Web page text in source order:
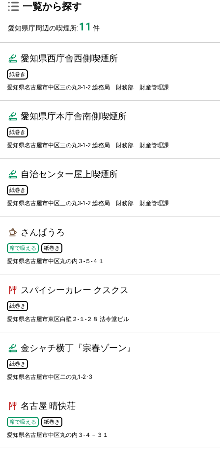
一覧から探す
愛知県庁周辺の喫煙所: 11 件
愛知県西庁舎西側喫煙所
紙巻き
愛知県名古屋市中区三の丸3-1-2 総務局 財務部 財産管理課
愛知県庁本庁舎南側喫煙所
紙巻き
愛知県名古屋市中区三の丸3-1-2 総務局 財務部 財産管理課
自治センター屋上喫煙所
紙巻き
愛知県名古屋市中区三の丸3-1-2 総務局 財務部 財産管理課
さんぱうろ
席で吸える 紙巻き
愛知県名古屋市中区丸の内３-５-４１
スパイシーカレー クスクス
紙巻き
愛知県名古屋市東区白壁２-１-２８ 法令堂ビル
金シャチ横丁『宗春ゾーン』
紙巻き
愛知県名古屋市中区二の丸1-2･3
名古屋 晴快荘
席で吸える 紙巻き
愛知県名古屋市中区丸の内３-４－３１